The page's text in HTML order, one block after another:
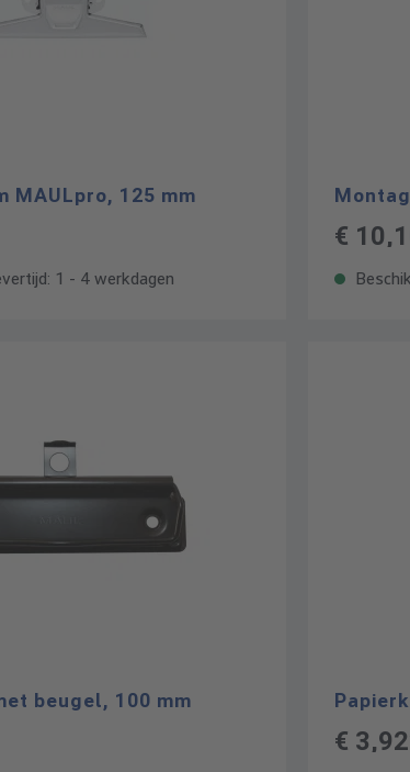
MAULpro, 125 mm
1 - 4 werkdagen
€
beugel, 100 mm
€